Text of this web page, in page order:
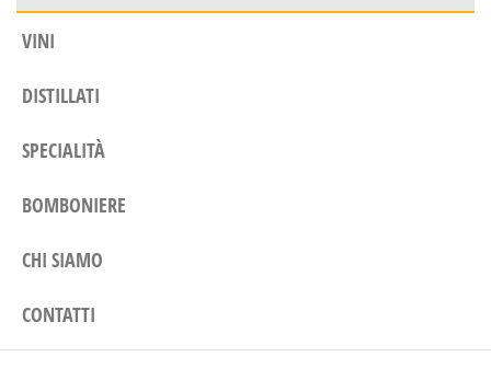
VINI
DISTILLATI
SPECIALITÀ
BOMBONIERE
CHI SIAMO
CONTATTI